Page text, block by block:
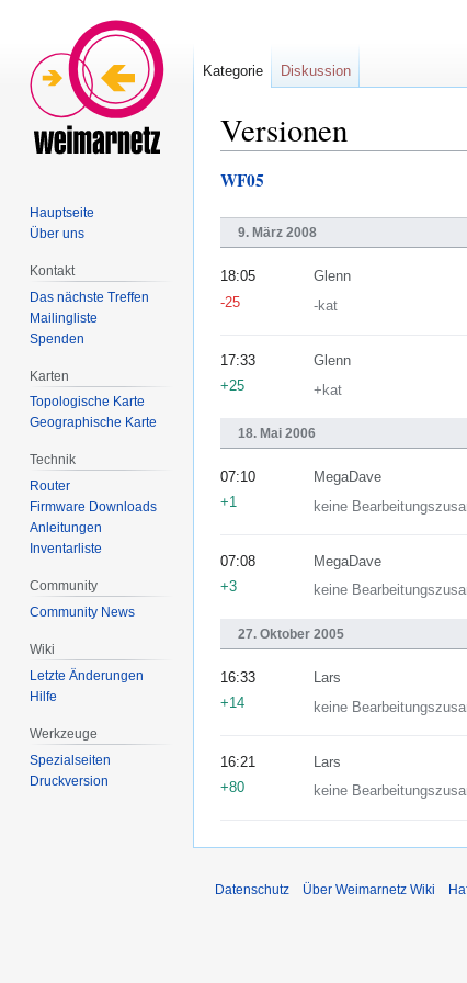
Versionen
Zur
springen
Zur
springen
WF05
9. März 2008
Glenn
-kat
18:05
-25
Glenn
+kat
17:33
+25
18. Mai 2006
MegaDave
keine
07:10
+1
MegaDave
keine
07:08
+3
27. Oktober 2005
Lars
keine
16:33
+14
Lars
keine
16:21
+80
Kategorie Diskussion
Hauptseite
Über uns
Kontakt
Das nächste Treffen
Mailingliste
Spenden
Karten
Topologische Karte
Geographische Karte
Technik
Router
Firmware Downloads
Anleitungen
Inventarliste
Community
Community News
Wiki
Letzte Änderungen
Hilfe
Werkzeuge
Spezialseiten
Druckversion
Datenschutz Über Weimarnetz Wiki